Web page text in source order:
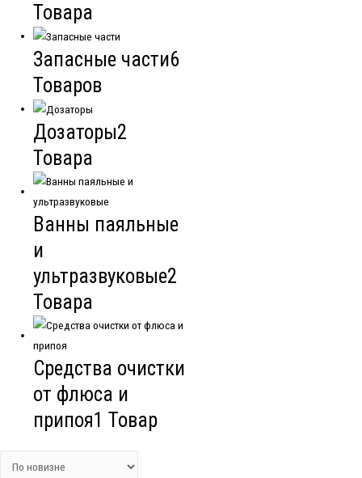
Товара
Запасные части6
Товаров
Дозаторы2
Товара
Ванны паяльные
и
ультразвуковые2
Товара
Cредства очистки
от флюса и
припоя1 Товар